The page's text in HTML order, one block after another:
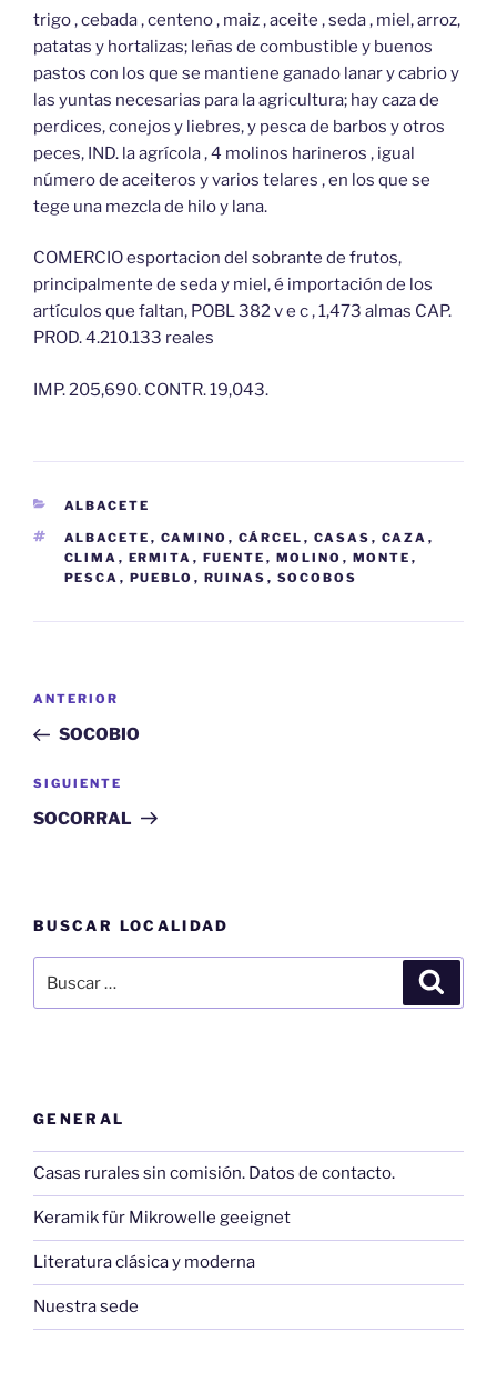
trigo , cebada , centeno , maiz , aceite , seda , miel, arroz,
patatas y hortalizas; leñas de combustible y buenos
pastos con los que se mantiene ganado lanar y cabrio y
las yuntas necesarias para la agricultura; hay caza de
perdices, conejos y liebres, y pesca de barbos y otros
peces, IND. la agrícola , 4 molinos harineros , igual
número de aceiteros y varios telares , en los que se
tege una mezcla de hilo y lana.
COMERCIO esportacion del sobrante de frutos,
principalmente de seda y miel, é importación de los
artículos que faltan, POBL 382 v e c , 1,473 almas CAP.
PROD. 4.210.133 reales
IMP. 205,690. CONTR. 19,043.
CATEGORÍAS
ALBACETE
ETIQUETAS
ALBACETE , CAMINO , CÁRCEL , CASAS , CAZA ,
CLIMA , ERMITA , FUENTE , MOLINO , MONTE ,
PESCA , PUEBLO , RUINAS , SOCOBOS
Navegación
entradas
Entrada
anterior:
ANTERIOR
SOCOBIO
Siguiente
entrada
SIGUIENTE
SOCORRAL
BUSCAR LOCALIDAD
por:
GENERAL
Casas rurales sin comisión. Datos de contacto.
Keramik für Mikrowelle geeignet
Literatura clásica y moderna
Nuestra sede